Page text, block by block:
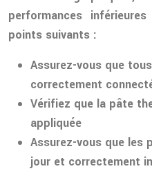
performances
points suivants :
Assurez-vous que
correctement
Vérifiez que la pâte
appliquée
Assurez-vous que les
jour et correctement